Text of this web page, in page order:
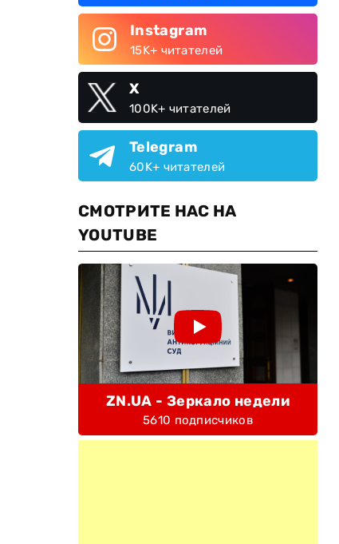
Instagram
15K+ читателей
X
100K+ читателей
Telegram
60K+ читателей
СМОТРИТЕ НАС НА
YOUTUBE
ZN.UA - Зеркало недели
5610 подписчиков